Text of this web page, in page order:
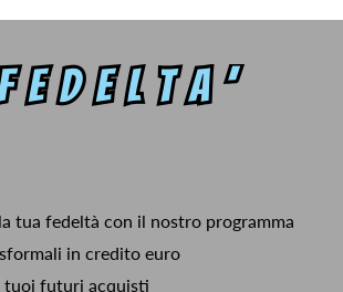
tua fedeltà con il nostro programma
in credito euro
tuoi futuri acquisti